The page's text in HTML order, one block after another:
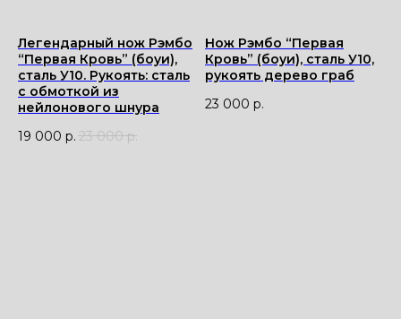
Легендарный нож Рэмбо
“Первая Кровь” (боуи),
сталь У10. Рукоять: сталь
с обмоткой из
нейлонового шнура
19 000 р. 23 000 р.
Нож Рэмбо “Первая
Кровь” (боуи), сталь У10,
рукоять дерево граб
23 000 р.